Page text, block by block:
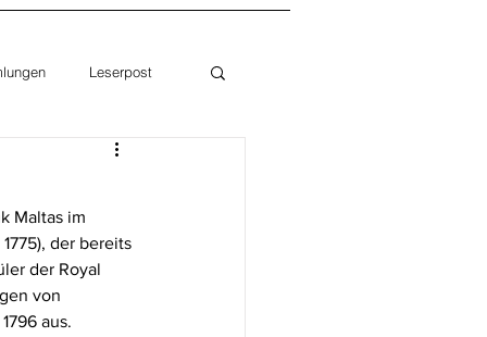
Leserpost
Maltas im
der bereits
der Royal
von
aus.